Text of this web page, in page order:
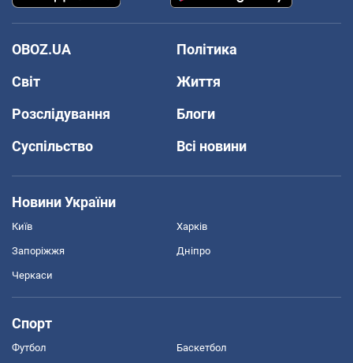
OBOZ.UA
Політика
Світ
Життя
Розслідування
Блоги
Суспільство
Всі новини
Новини України
Київ Харків
Запоріжжя Дніпро
Черкаси
Спорт
Футбол Баскетбол